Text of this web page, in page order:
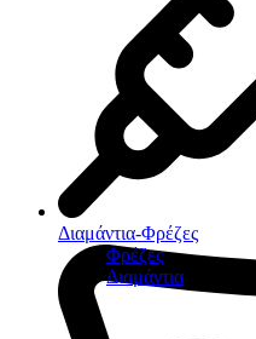
Διαμάντια-Φρέζες
Φρέζες
Διαμάντια